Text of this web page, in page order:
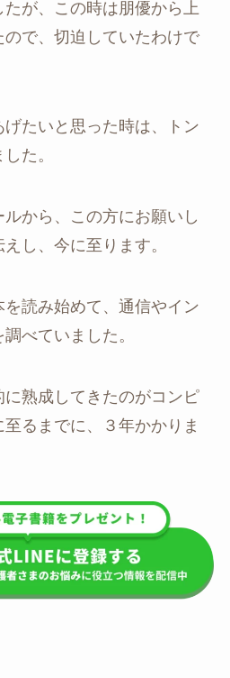
が、この時は朋優から上
で、切迫していたわけで
たいと思った時は、トン
た。
から、この方にお願いし
し、今に至ります。
読み始めて、通信やイン
べていました。
熟成してきたのがコンピ
るまでに、３年かかりま